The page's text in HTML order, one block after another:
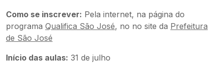
Como se inscrever: Pela internet, na página do
programa Qualifica São José, no no site da Prefeitura
de São José
Início das aulas: 31 de julho